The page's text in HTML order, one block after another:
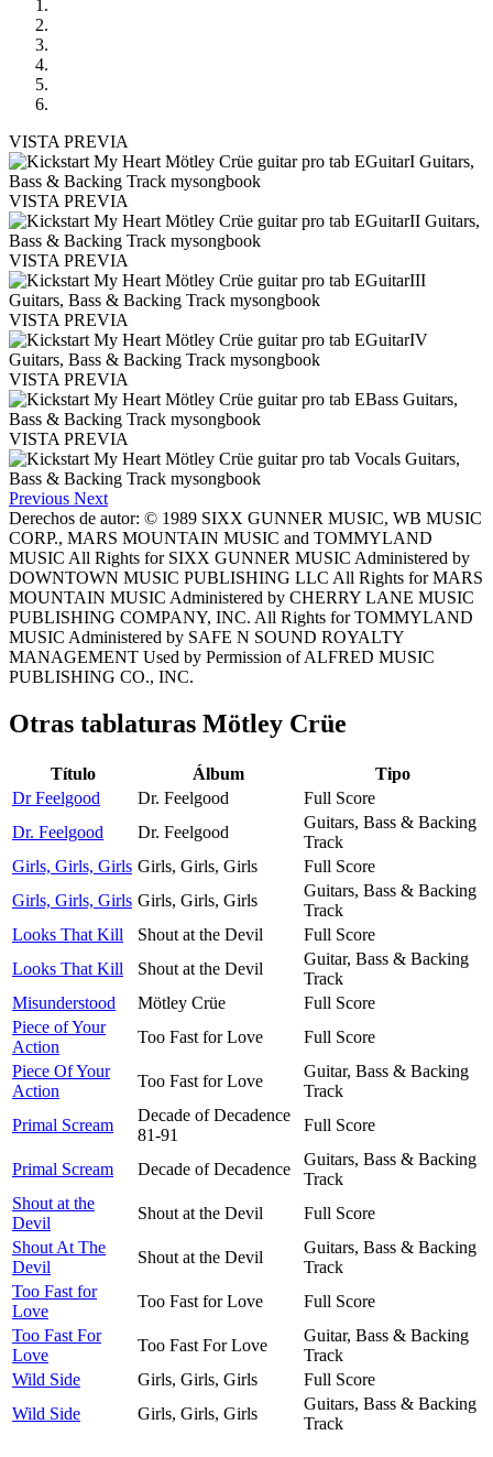
VISTA PREVIA
VISTA PREVIA
VISTA PREVIA
VISTA PREVIA
VISTA PREVIA
VISTA PREVIA
Previous Next
Derechos de autor: © 1989 SIXX GUNNER MUSIC, WB MUSIC
CORP., MARS MOUNTAIN MUSIC and TOMMYLAND
MUSIC All Rights for SIXX GUNNER MUSIC Administered by
DOWNTOWN MUSIC PUBLISHING LLC All Rights for MARS
MOUNTAIN MUSIC Administered by CHERRY LANE MUSIC
PUBLISHING COMPANY, INC. All Rights for TOMMYLAND
MUSIC Administered by SAFE N SOUND ROYALTY
MANAGEMENT Used by Permission of ALFRED MUSIC
PUBLISHING CO., INC.
Otras tablaturas Mötley Crüe
Título Álbum
Tipo
Dr Feelgood
Dr. Feelgood
Full Score
Dr. Feelgood
Dr. Feelgood
Guitars, Bass & Backing
Track
Girls, Girls, Girls Girls, Girls, Girls
Full Score
Girls, Girls, Girls Girls, Girls, Girls
Guitars, Bass & Backing
Track
Looks That Kill
Shout at the Devil
Full Score
Looks That Kill
Shout at the Devil
Guitar, Bass & Backing
Track
Misunderstood
Mötley Crüe
Full Score
Piece of Your
Action
Too Fast for Love
Full Score
Piece Of Your
Action
Too Fast for Love
Guitar, Bass & Backing
Track
Primal Scream
Decade of Decadence
81-91
Full Score
Primal Scream Decade of Decadence
Guitars, Bass & Backing
Track
Shout at the
Devil
Shout at the Devil
Full Score
Shout At The
Devil
Shout at the Devil
Guitars, Bass & Backing
Track
Too Fast for
Love
Too Fast for Love
Full Score
Too Fast For
Love
Too Fast For Love
Guitar, Bass & Backing
Track
Wild Side
Girls, Girls, Girls
Full Score
Wild Side
Girls, Girls, Girls
Guitars, Bass & Backing
Track